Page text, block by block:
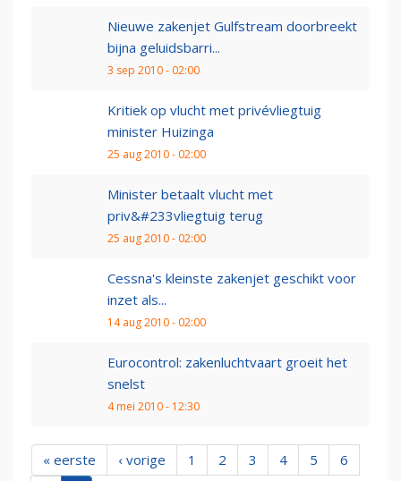
Nieuwe zakenjet Gulfstream doorbreekt
bijna geluidsbarri...
3 sep 2010 - 02:00
Kritiek op vlucht met privévliegtuig
minister Huizinga
25 aug 2010 - 02:00
Minister betaalt vlucht met
priv&#233vliegtuig terug
25 aug 2010 - 02:00
Cessna's kleinste zakenjet geschikt voor
inzet als...
14 aug 2010 - 02:00
Eurocontrol: zakenluchtvaart groeit het
snelst
4 mei 2010 - 12:30
« eerste ‹ vorige 1 2 3 4 5
6